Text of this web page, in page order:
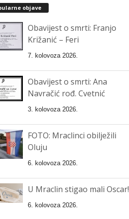
objave
Obavijest o smrti: Franjo
Križanić – Feri
7. kolovoza 2026.
Obavijest o smrti: Ana
Navračić rođ. Cvetnić
3. kolovoza 2026.
FOTO: Mraclinci obilježili
Oluju
6. kolovoza 2026.
U Mraclin stigao mali Oscar!
6. kolovoza 2026.